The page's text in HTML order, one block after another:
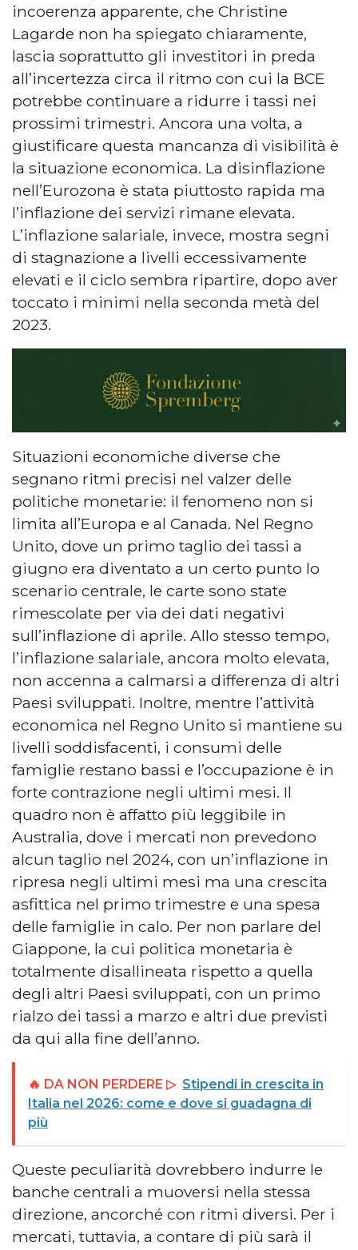
incoerenza apparente, che Christine
Lagarde non ha spiegato chiaramente,
lascia soprattutto gli investitori in preda
all’incertezza circa il ritmo con cui la BCE
potrebbe continuare a ridurre i tassi nei
prossimi trimestri. Ancora una volta, a
giustificare questa mancanza di visibilità è
la situazione economica. La disinflazione
nell’Eurozona è stata piuttosto rapida ma
l’inflazione dei servizi rimane elevata.
L’inflazione salariale, invece, mostra segni
di stagnazione a livelli eccessivamente
elevati e il ciclo sembra ripartire, dopo aver
toccato i minimi nella seconda metà del
2023.
Situazioni economiche diverse che
segnano ritmi precisi nel valzer delle
politiche monetarie: il fenomeno non si
limita all’Europa e al Canada. Nel Regno
Unito, dove un primo taglio dei tassi a
giugno era diventato a un certo punto lo
scenario centrale, le carte sono state
rimescolate per via dei dati negativi
sull’inflazione di aprile. Allo stesso tempo,
l’inflazione salariale, ancora molto elevata,
non accenna a calmarsi a differenza di altri
Paesi sviluppati. Inoltre, mentre l’attività
economica nel Regno Unito si mantiene su
livelli soddisfacenti, i consumi delle
famiglie restano bassi e l’occupazione è in
forte contrazione negli ultimi mesi. Il
quadro non è affatto più leggibile in
Australia, dove i mercati non prevedono
alcun taglio nel 2024, con un’inflazione in
ripresa negli ultimi mesi ma una crescita
asfittica nel primo trimestre e una spesa
delle famiglie in calo. Per non parlare del
Giappone, la cui politica monetaria è
totalmente disallineata rispetto a quella
degli altri Paesi sviluppati, con un primo
rialzo dei tassi a marzo e altri due previsti
da qui alla fine dell’anno.
🔥 DA NON PERDERE ▷ Stipendi in crescita in
Italia nel 2026: come e dove si guadagna di
più
Queste peculiarità dovrebbero indurre le
banche centrali a muoversi nella stessa
direzione, ancorché con ritmi diversi. Per i
mercati, tuttavia, a contare di più sarà il